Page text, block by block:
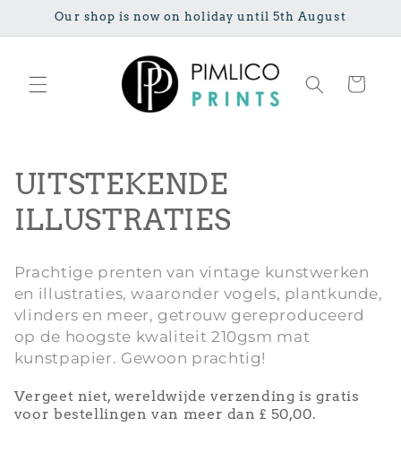
Meteen naarOur shop is now on holiday until 5th August
C
o
l
e
c
t
UITSTEKENDE
ILLUSTRATIES
Prachtige prenten van vintage kunstwerken
en illustraties, waaronder vogels, plantkunde,
vlinders en meer, getrouw gereproduceerd
op de hoogste kwaliteit 210gsm mat
kunstpapier. Gewoon prachtig!
Vergeet niet, wereldwijde verzending is gratis
voor bestellingen van meer dan £ 50,00.